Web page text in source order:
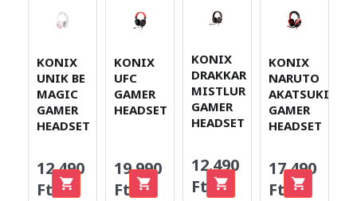
KONIX
UNIK BE
MAGIC
GAMER
HEADSET
12.490
Ft
KONIX
UFC
GAMER
HEADSET
19.990
Ft
KONIX
DRAKKAR
MISTLUR
GAMER
HEADSET
12.490
Ft
KONIX
NARUTO
AKATSUKI
GAMER
HEADSET
17.490
Ft